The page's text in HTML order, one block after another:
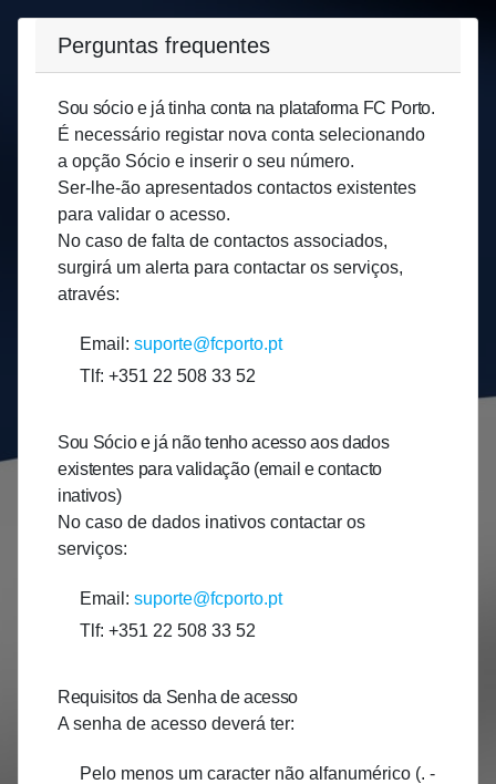
Perguntas frequentes
Sou sócio e já tinha conta na plataforma FC Porto.
É necessário registar nova conta selecionando
a opção Sócio e inserir o seu número.
Ser-lhe-ão apresentados contactos existentes
para validar o acesso.
No caso de falta de contactos associados,
surgirá um alerta para contactar os serviços,
através:
Email: suporte@fcporto.pt
Tlf: +351 22 508 33 52
Sou Sócio e já não tenho acesso aos dados
existentes para validação (email e contacto
inativos)
No caso de dados inativos contactar os
serviços:
Email: suporte@fcporto.pt
Tlf: +351 22 508 33 52
Requisitos da Senha de acesso
A senha de acesso deverá ter:
Pelo menos um caracter não alfanumérico (. -